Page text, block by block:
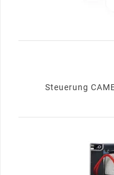
Steuerung